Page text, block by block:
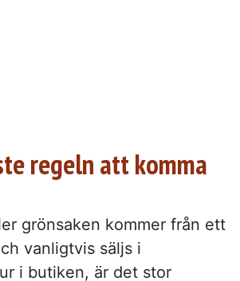
regeln att komma
grönsaken kommer från ett
vanligtvis säljs i
i butiken, är det stor